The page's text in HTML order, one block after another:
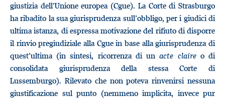
giustizia dell’Unione europea (Cgue). La Corte di Strasburgo
ha ribadito la sua giurisprudenza sull’obbligo, per i giudici di
ultima istanza, di espressa motivazione del rifiuto di disporre
il rinvio pregiudiziale alla Cgue in base alla giurisprudenza di
quest’ultima (in sintesi, ricorrenza di unacte claireo di
consolidata giurisprudenza della stessa Corte di
Lussemburgo). Rilevato che non poteva rinvenirsi nessuna
giustificazione sul punto (nemmeno implicita, invece pur